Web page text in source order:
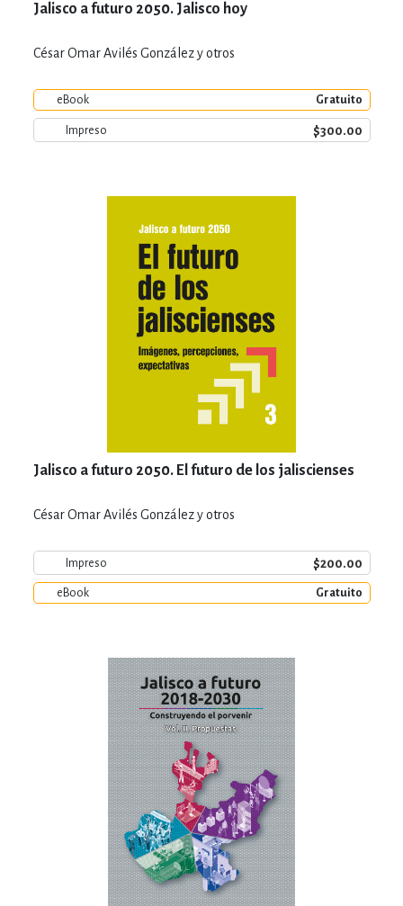
Jalisco a futuro 2050. Jalisco hoy
César Omar Avilés González y otros
eBook Gratuito
Impreso $300.00
Jalisco a futuro 2050. El futuro de los jaliscienses
César Omar Avilés González y otros
Impreso $200.00
eBook Gratuito